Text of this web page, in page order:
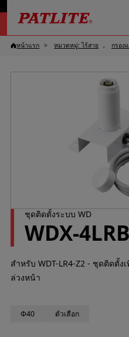
หน้าแรก หมวดหมู่: ไร้สาย กรอง
ชุดติดตั้งระบบ WD
WDX-4LRB
สำหรับ WDT-LR4-Z2 - ชุดติดตั้
ล่วงหน้า
Φ40 ตัวเลือก